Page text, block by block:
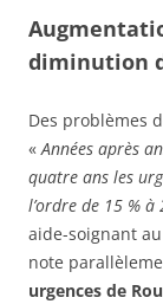
diminution
Des problèmes
«Années après
quatre ans les
l’ordre de 15 % à
aide-soignant
note
urgences de